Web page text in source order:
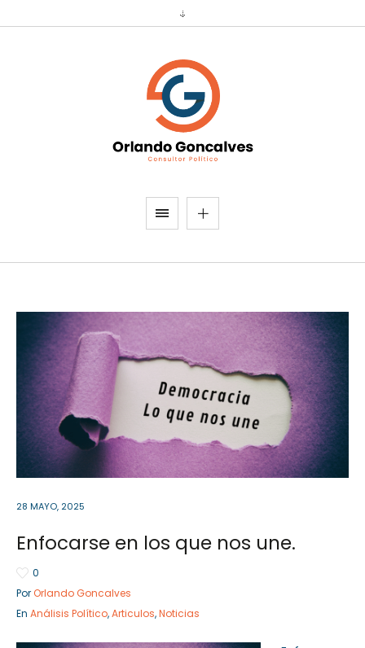
Sector Público
Servicios
Empresa Privada
Servicios
28 MAYO, 2025
Enfocarse en los que nos une.
0
Por Orlando Goncalves
En Análisis Político,Articulos,Noticias